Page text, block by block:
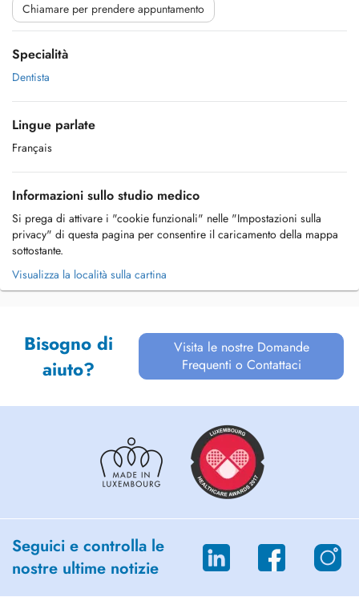
Chiamare per prendere appuntamento
Specialità
Dentista
Lingue parlate
Français
Informazioni sullo studio medico
Si prega di attivare i "cookie funzionali" nelle "Impostazioni sulla
privacy" di questa pagina per consentire il caricamento della mappa
sottostante.
Visualizza la località sulla cartina
Bisogno di
aiuto?
Visita le nostre Domande
Frequenti o Contattaci
Seguici e controlla le
nostre ultime notizie